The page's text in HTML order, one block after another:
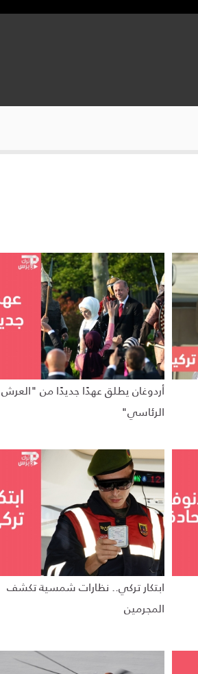
أردوغان يطلق عهدًا جديدًا من "العرش
الرئاسي"
ابتكار تركي.. نظارات شمسية تكشف
المجرمين